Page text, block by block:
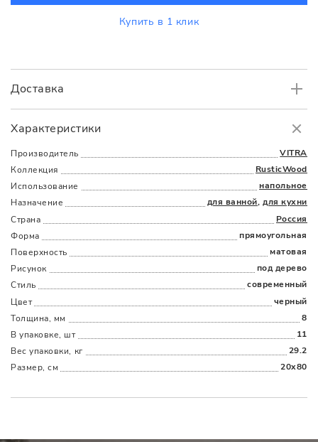
Характеристики
Производитель
VITRA
Коллекция
RusticWood
Использование
напольное
Назначение
для ванной,для кухни
Страна
Россия
Форма
прямоугольная
Поверхность
матовая
Рисунок
под дерево
Стиль
современный
Цвет
черный
Толщина, мм
8
В упаковке, шт
11
Вес упаковки, кг
29.2
Размер, см
20x80
Доставка
Доставка
НаличымиКартойПо счетуДолями
Купить в 1 клик